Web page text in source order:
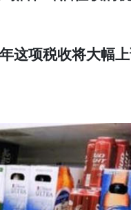
这项税收将大幅